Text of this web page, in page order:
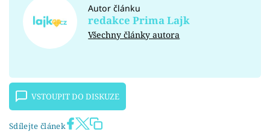
Autor článku
redakce Prima Lajk
Všechny články autora
VSTOUPIT DO DISKUZE
Sdílejte článek